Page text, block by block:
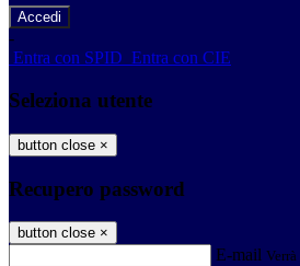
-
Entra con SPID Entra con CIE
Seleziona utente
button close ×
Recupero password
button close ×
E-mail